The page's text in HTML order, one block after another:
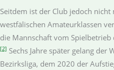
Seitdem ist der Club jedoch
westfälischen Amateurklassen
die Mannschaft vom Spielbetrieb
[2] Sechs Jahre später gelang der
Bezirksliga, dem 2020 der